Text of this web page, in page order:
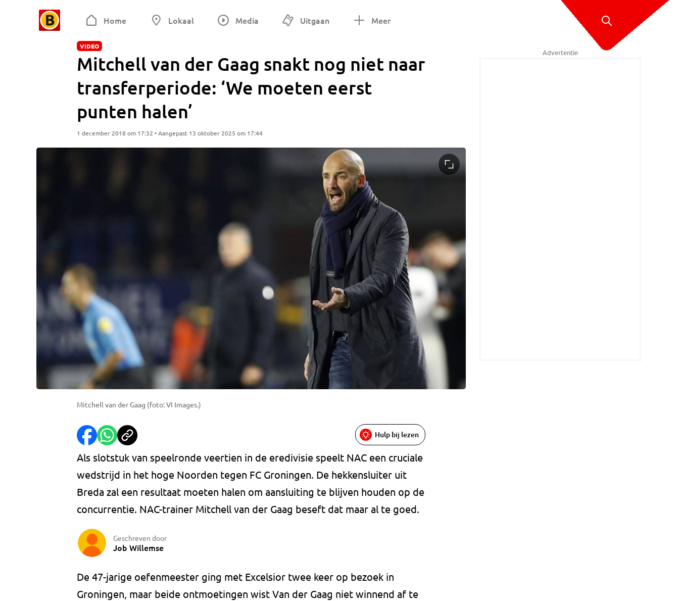
Home Lokaal Media Uitgaan Meer
VIDEO
Mitchell van der Gaag snakt nog niet naar
transferperiode: ‘We moeten eerst
punten halen’
1 december 2018 om 17:32 • Aangepast 13 oktober 2025 om 17:44
Mitchell van der Gaag (foto: VI Images.)
Hulp bij lezen
Als slotstuk van speelronde veertien in de eredivisie speelt NAC een cruciale
wedstrijd in het hoge Noorden tegen FC Groningen. De hekkensluiter uit
Breda zal een resultaat moeten halen om aansluiting te blijven houden op de
concurrentie. NAC-trainer Mitchell van der Gaag beseft dat maar al te goed.
Geschreven door
Job Willemse
De 47-jarige oefenmeester ging met Excelsior twee keer op bezoek in
Groningen, maar beide ontmoetingen wist Van der Gaag niet winnend af te
Advertentie